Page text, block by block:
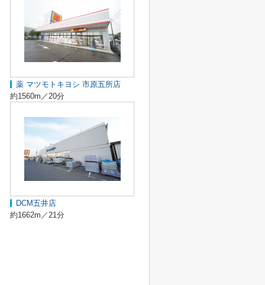
薬 マツモトキヨシ 市原五所店
約1560m／20分
DCM五井店
約1662m／21分